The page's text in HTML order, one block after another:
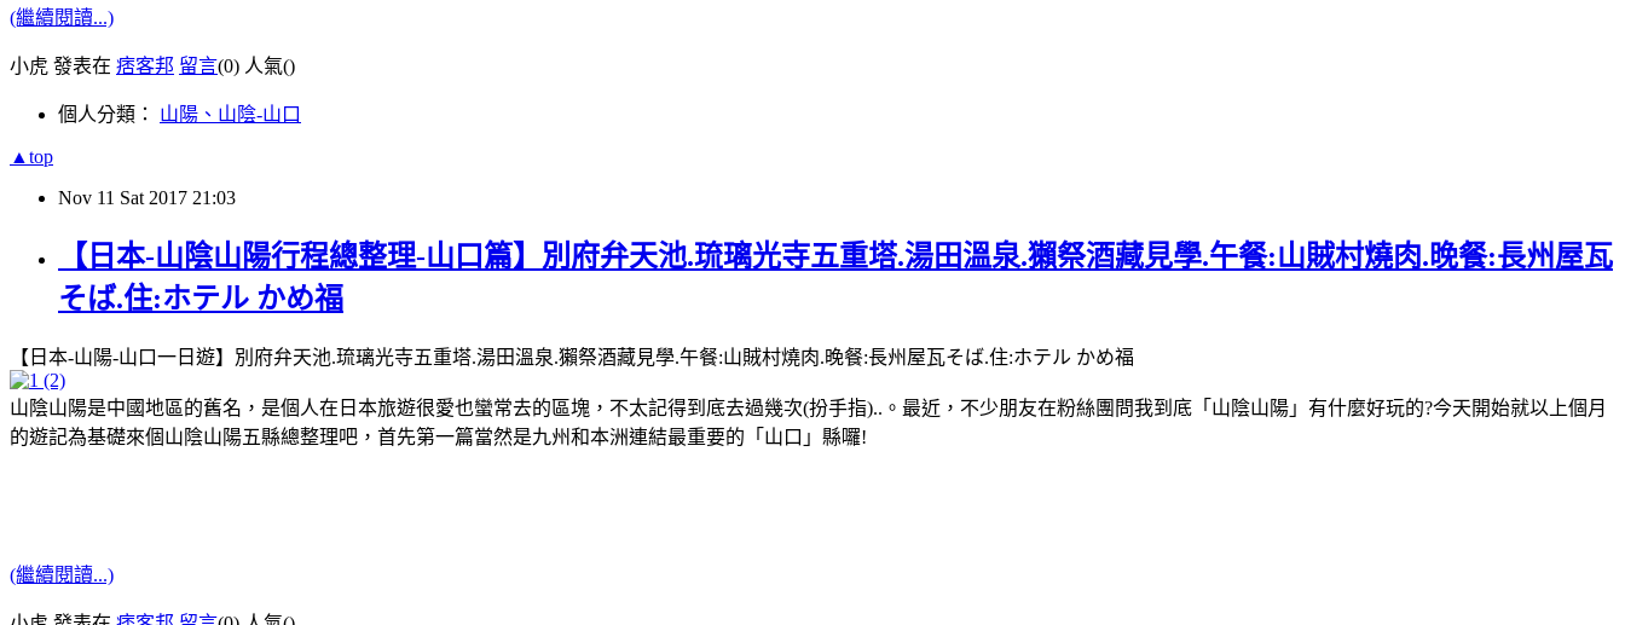
(繼續閱讀...)
小虎 發表在 痞客邦 留言(0) 人氣()
個人分類： 山陽、山陰-山口
▲top
Nov 11 Sat 2017 21:03
【日本-山陰山陽行程總整理-山口篇】別府弁天池.琉璃光寺五重塔.湯田溫泉.獺祭酒藏見學.午餐:山賊村燒肉.晚餐:長州屋瓦
そば.住:ホテル かめ福
【日本-山陽-山口一日遊】別府弁天池.琉璃光寺五重塔.湯田溫泉.獺祭酒藏見學.午餐:山賊村燒肉.晚餐:長州屋瓦そば.住:ホテル かめ福
山陰山陽是中國地區的舊名，是個人在日本旅遊很愛也蠻常去的區塊，不太記得到底去過幾次(扮手指)..。最近，不少朋友在粉絲團問我到底「山陰山陽」有什麼好玩的?今天開始就以上個月
的遊記為基礎來個山陰山陽五縣總整理吧，首先第一篇當然是九州和本洲連結最重要的「山口」縣囉!
(繼續閱讀...)